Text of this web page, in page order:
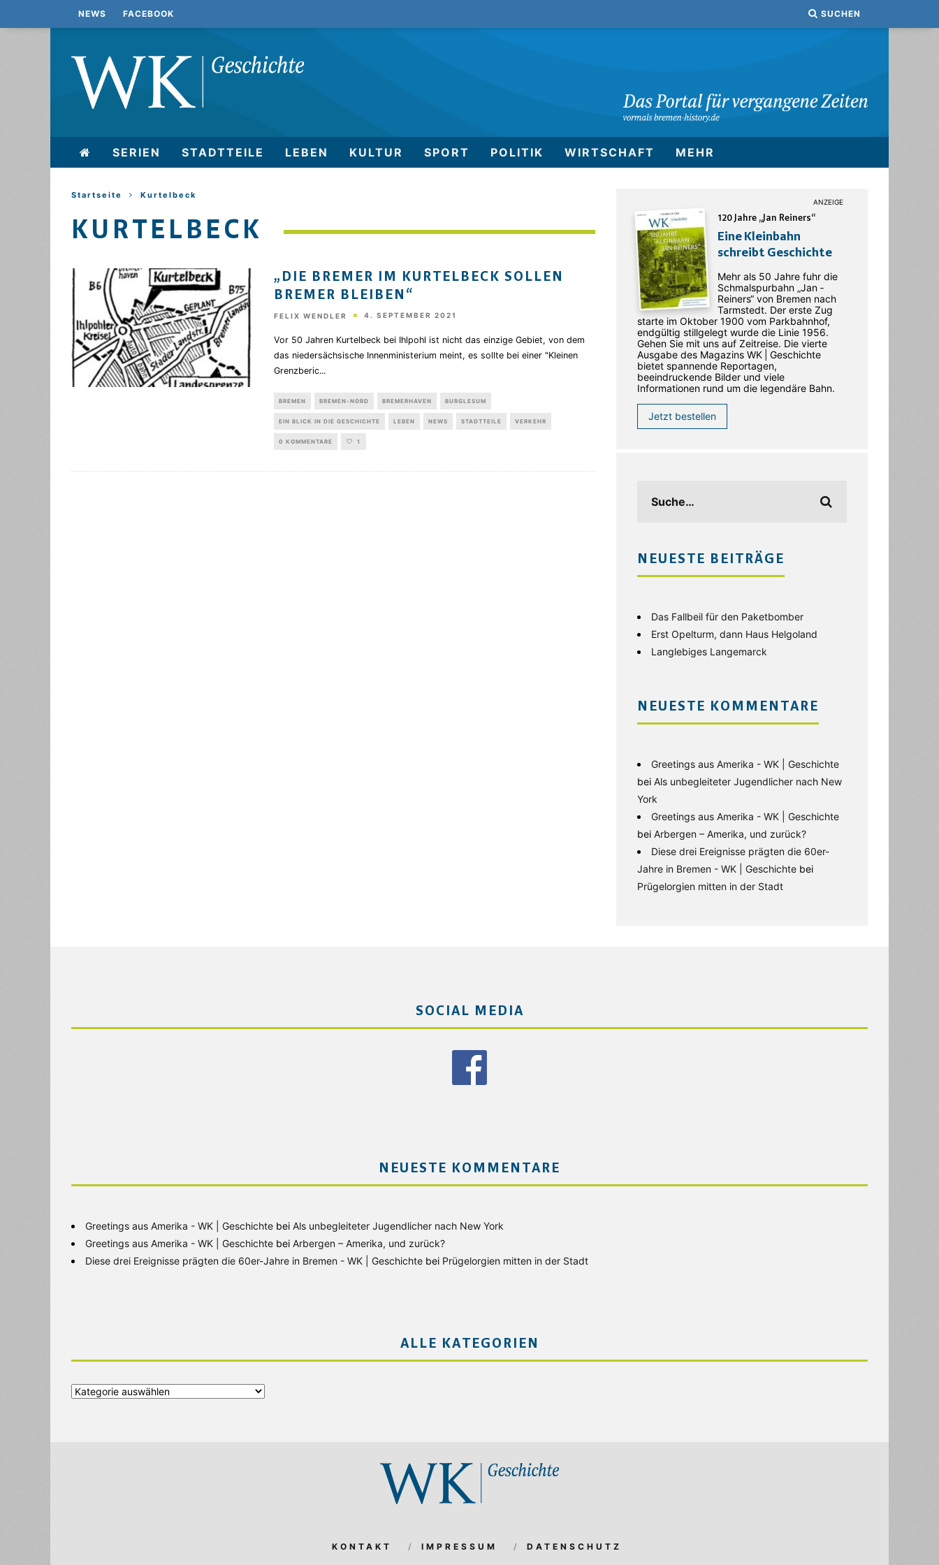
NEWS FACEBOOK SUCHEN
SERIEN STADTTEILE LEBEN KULTUR SPORT POLITIK WIRTSCHAFT MEHR
Startseite Kurtelbeck
KURTELBECK
„DIE BREMER IM KURTELBECK SOLLEN
BREMER BLEIBEN“
FELIX WENDLER 4. SEPTEMBER 2021
Vor 50 Jahren Kurtelbeck bei Ihlpohl ist nicht das einzige Gebiet, von dem
das niedersächsische Innenministerium meint, es sollte bei einer "Kleinen
Grenzberic...
BREMEN BREMEN-NORD BREMERHAVEN BURGLESUM
EIN BLICK IN DIE GESCHICHTE LEBEN NEWS STADTTEILE VERKEHR
0 KOMMENTARE 1
120 Jahre „Jan Reiners“
Eine Kleinbahn
schreibt Geschichte
Mehr als 50 Jahre fuhr die
Schmalspurbahn „Jan ­
Reiners“ von Bremen nach
Tarmstedt. Der erste Zug
starte im Oktober 1900 vom Parkbahnhof,
endgültig stillgelegt wurde die Linie 1956.
Gehen Sie mit uns auf Zeitreise. Die vierte
Ausgabe des ­Magazins WK | Geschichte
bietet spannende Reportagen,
beeindruckende Bilder und viele
Informationen rund um die legendäre Bahn.
Jetzt bestellen
NEUESTE BEITRÄGE
Das Fallbeil für den Paketbomber
Erst Opelturm, dann Haus Helgoland
Langlebiges Langemarck
NEUESTE KOMMENTARE
Greetings aus Amerika - WK | Geschichte
bei Als unbegleiteter Jugendlicher nach New
York
Greetings aus Amerika - WK | Geschichte
bei Arbergen – Amerika, und zurück?
Diese drei Ereignisse prägten die 60er-
Jahre in Bremen - WK | Geschichte bei
Prügelorgien mitten in der Stadt
SOCIAL MEDIA
NEUESTE KOMMENTARE
Greetings aus Amerika - WK | Geschichte bei Als unbegleiteter Jugendlicher nach New York
Greetings aus Amerika - WK | Geschichte bei Arbergen – Amerika, und zurück?
Diese drei Ereignisse prägten die 60er-Jahre in Bremen - WK | Geschichte bei Prügelorgien mitten in der Stadt
ALLE KATEGORIEN
Alle
KONTAKT IMPRESSUM DATENSCHUTZ